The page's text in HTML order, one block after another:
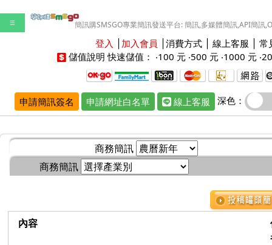
☰ 簡訊購SMSGO專業簡訊發送平台: 簡訊,多媒體簡訊,API簡訊
登入 加入會員 消費方式 線上客服
常
儲值說明 快速儲值： ‧100 元 ‧500 元 ‧1000 元 ‧
申請簡訊簽名 申請網址白名單 線上客服 深色：
商務簡訊
商務簡訊
內容